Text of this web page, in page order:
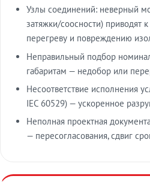
Узлы соединений: неверный
затяжки/соосности) приводят
перегреву и повреждению
Неправильный подбор
габаритам — недобор или
Несоответствие исполнения
IEC 60529) — ускоренное
Неполная проектная
— пересогласования, сдвиг